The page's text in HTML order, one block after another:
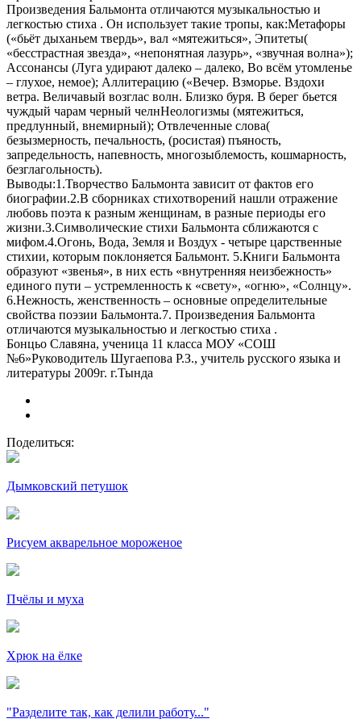
Произведения Бальмонта отличаются музыкальностью и
легкостью стиха . Он использует такие тропы, как:Метафоры
(«бьёт дыханьем твердь», вал «мятежиться», Эпитеты(
«бесстрастная звезда», «непонятная лазурь», «звучная волна»);
Ассонансы (Луга удирают далеко – далеко, Во всём утомленье
– глухое, немое); Аллитерацию («Вечер. Взморье. Вздохи
ветра. Величавый возглас волн. Близко буря. В берег бьется
чуждый чарам черный челнНеологизмы (мятежиться,
предлунный, внемирный); Отвлеченные слова(
безызмерность, печальность, (росистая) пъяность,
запредельность, напевность, многозыблемость, кошмарность,
безглагольность).
Выводы:1.Творчество Бальмонта зависит от фактов его
биографии.2.В сборниках стихотворений нашли отражение
любовь поэта к разным женщинам, в разные периоды его
жизни.3.Символические стихи Бальмонта сближаются с
мифом.4.Огонь, Вода, Земля и Воздух - четыре царственные
стихии, которым поклоняется Бальмонт. 5.Книги Бальмонта
образуют «звенья», в них есть «внутренняя неизбежность»
единого пути – устремленность к «свету», «огню», «Солнцу».
6.Нежность, женственность – основные определительные
свойства поэзии Бальмонта.7. Произведения Бальмонта
отличаются музыкальностью и легкостью стиха .
Бонцьо Славяна, ученица 11 класса МОУ «СОШ
№6»Руководитель Шугаепова Р.З., учитель русского языка и
литературы 2009г. г.Тында
Поделиться:
Дымковский петушок
Рисуем акварельное мороженое
Пчёлы и муха
Хрюк на ёлке
"Разделите так, как делили работу..."